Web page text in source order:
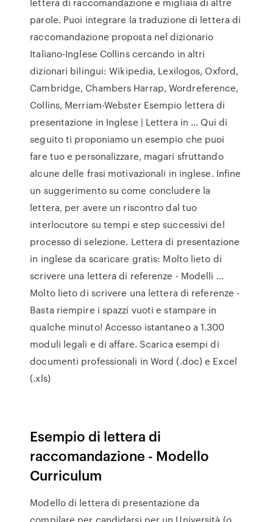
parole. Puoi integrare la traduzione di lettera di
raccomandazione proposta nel dizionario
Italiano-Inglese Collins cercando in altri
dizionari bilingui: Wikipedia, Lexilogos, Oxford,
Cambridge, Chambers Harrap, Wordreference,
Collins, Merriam-Webster Esempio lettera di
presentazione in Inglese | Lettera in ... Qui di
seguito ti proponiamo un esempio che puoi
fare tuo e personalizzare, magari sfruttando
alcune delle frasi motivazionali in inglese. Infine
un suggerimento su come concludere la
lettera, per avere un riscontro dal tuo
interlocutore su tempi e step successivi del
processo di selezione. Lettera di presentazione
in inglese da scaricare gratis: Molto lieto di
scrivere una lettera di referenze - Modelli ...
Molto lieto di scrivere una lettera di referenze -
Basta riempire i spazzi vuoti e stampare in
qualche minuto! Accesso istantaneo a 1.300
moduli legali e di affare. Scarica esempi di
documenti professionali in Word (.doc) e Excel
(.xls)
Esempio di lettera di
raccomandazione - Modello
Curriculum
Modello di lettera di presentazione da
compilare per candidarsi per un Università (o